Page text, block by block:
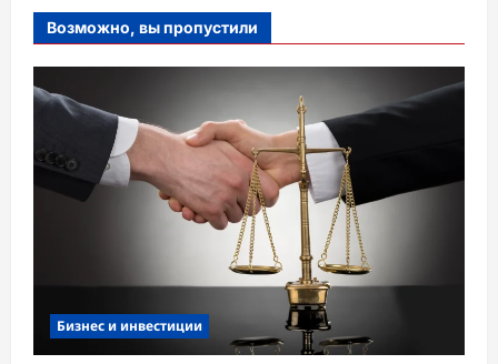
Возможно, вы пропустили
Бизнес и инвестиции